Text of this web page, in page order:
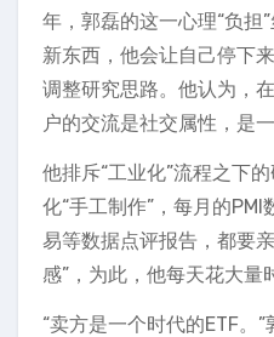
年，郭磊的这一心理“负担
新东西，他会让自己停下
调整研究思路。他认为，
户的交流是社交属性，是
他排斥“工业化”流程之下
化“手工制作”，每月的
易等数据点评报告，都要
感”，为此，他每天花大量
“卖方是一个时代的ETF。